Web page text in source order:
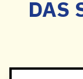
DAS